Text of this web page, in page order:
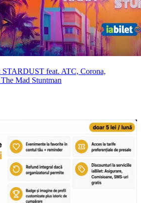
feat. ATC, Corona,
Mad Stuntman